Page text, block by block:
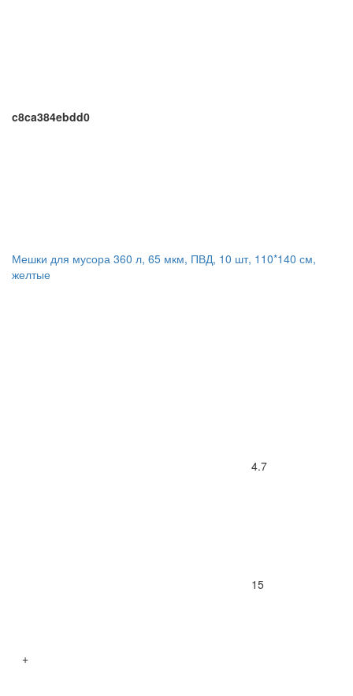
c8ca384ebdd0
Мешки для мусора 360 л, 65 мкм, ПВД, 10 шт, 110*140 см,
желтые
4.7
15
+